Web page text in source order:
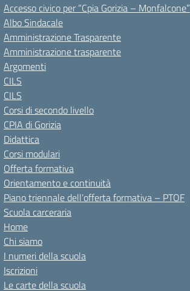
Accesso civico per “Cpia Gorizia – Monfalcone”
Albo Sindacale
Amministrazione Trasparente
Amministrazione trasparente
Argomenti
CILS
CILS
Corsi di secondo livello
CPIA di Gorizia
Didattica
Corsi modulari
Offerta formativa
Orientamento e continuità
Piano triennale dell’offerta formativa – PTOF
Scuola carceraria
Home
Chi siamo
I numeri della scuola
Iscrizioni
Le carte della scuola